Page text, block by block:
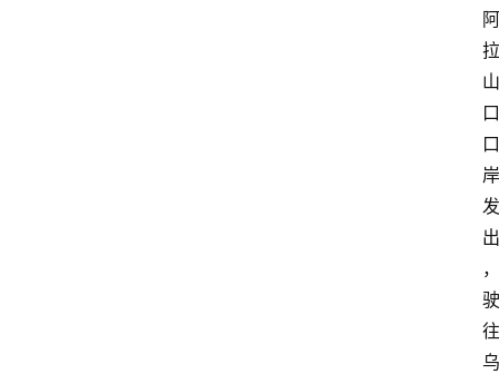
阿
拉
山
口
口
岸
发
出
，
驶
往
乌